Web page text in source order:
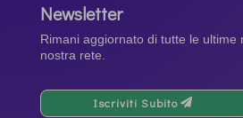
Newsletter
Rimani aggiornato di tutte le ultime
nostra rete.
Iscriviti Subito